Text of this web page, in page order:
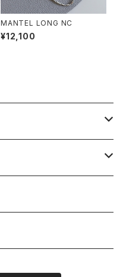
MANTEL LONG NC
¥12,100